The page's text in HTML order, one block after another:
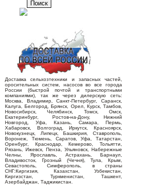
Доставка сельхозтехники и запасных частей,
оросительных систем, насосов во все города
России (быстрой почтой и транспортными
компаниями), так же через дилерскую сеть:
Москва, Владимир, Санкт-Петербург, Саранск,
Калуга, Белгород, Брянск, Орел, Курск, Тамбов,
Новосибирск, Челябинск, Томск, Омск,
Екатеринбург, Ростов-на-Дону, Нижний
Новгород, Уфа, Казань, Самара, Пермь,
Хабаровск, Волгоград, Иркутск, Красноярск,
Новокузнецк, Липецк, Башкирия, Ставрополь,
Воронеж, Тюмень, Саратов, Уфа, Татарстан,
Оренбург, Краснодар, Кемерово, Тольятти,
Рязань, Ижевск, Пенза, Ульяновск, Набережные
Челны, Ярославль, Астрахань, Барнаул,
Владивосток, Грозный (Чечня), Тула, Крым,
Севастополь, Симферополь, в страны
СНГ:Киргизия, Казахстан, Узбекистан,
Киргизстан, Туркменистан, Ташкент,
Азербайджан, Таджикистан.